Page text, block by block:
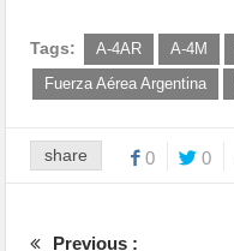
Tags: A-4AR A-4M
Fuerza Aérea Argentina
share 0 0
Previous :